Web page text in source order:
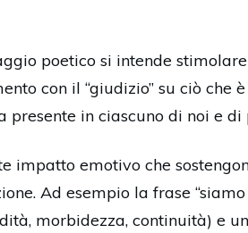
poetico si intende
con il “giudizio” su ciò che
in ciascuno di noi e
impatto emotivo che
Ad esempio la frase
morbidezza, continuità) e